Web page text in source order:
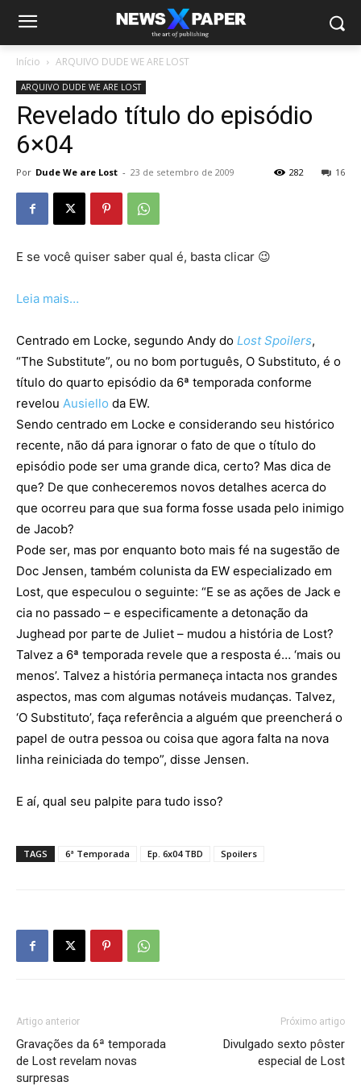
Início ARQUIVO DUDE WE ARE LOST
ARQUIVO DUDE WE ARE LOST
Revelado título do episódio
6×04
Por Dude We are Lost - 23 de setembro de 2009 16
282
E se você quiser saber qual é, basta clicar 😉
Leia mais…
Centrado em Locke, segundo Andy do Lost Spoilers,
“The Substitute”, ou no bom português, O Substituto, é o
título do quarto episódio da 6ª temporada conforme
revelou Ausiello da EW.
Sendo centrado em Locke e considerando seu histórico
recente, não dá para ignorar o fato de que o título do
episódio pode ser uma grande dica, certo? Mas dica de
que? De que conheceremos novos detalhes acerca do
que ocorreu para que sua forma fosse usada pelo inimigo
de Jacob?
Pode ser, mas por enquanto boto mais fé na sugestão de
Doc Jensen, também colunista da EW especializado em
Lost, que especulou o seguinte: “E se as ações de Jack e
cia no passado – e especificamente a detonação da
Jughead por parte de Juliet – mudou a história de Lost?
Talvez a 6ª temporada revele que a resposta é… ‘mais ou
menos’. Talvez a história permaneça intacta nos grandes
aspectos, mas com algumas notáveis mudanças. Talvez,
‘O Substituto’, faça referência a alguém que preencherá o
papel de outra pessoa ou coisa que agora falta na nova
linha reiniciada do tempo”, disse Jensen.
E aí, qual seu palpite para tudo isso?
TAGS 6ª Temporada Ep. 6x04 TBD Spoilers
Artigo anterior
Gravações da 6ª temporada
de Lost revelam novas
surpresas
Próximo artigo
Divulgado sexto pôster
especial de Lost